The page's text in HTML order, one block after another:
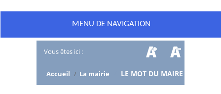
MENU DE NAVIGATION
Vous êtes ici :
Accueil / La mairie LE MOT DU MAIRE